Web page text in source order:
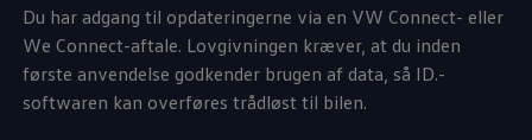
Du har adgang til opdateringerne via en VW Connect- eller
We Connect-aftale. Lovgivningen kræver, at du inden
første anvendelse godkender brugen af data, så ID.-
softwaren kan overføres trådløst til bilen.